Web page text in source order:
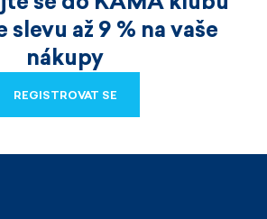
slevu až 9 % na vaše
nákupy
REGISTROVAT SE